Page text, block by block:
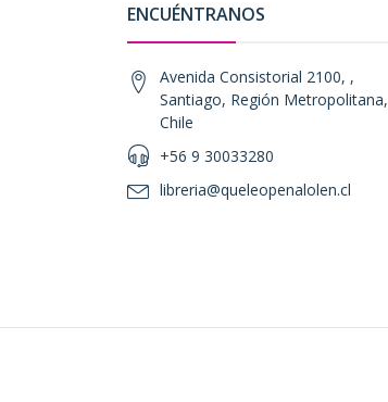
ENCUÉNTRANOS
Avenida Consistorial 2100, ,
Santiago, Región Metropolitana,
Chile
+56 9 30033280
libreria@queleopenalolen.cl